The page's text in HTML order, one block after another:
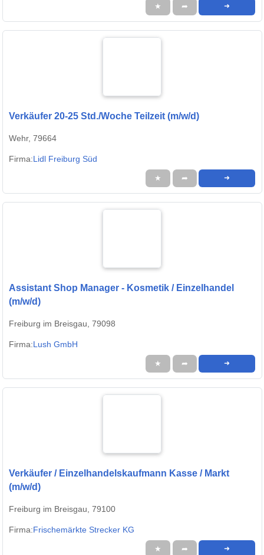
★ ➦ ➜
Verkäufer 20-25 Std./Woche Teilzeit (m/w/d)
Wehr, 79664
Firma:Lidl Freiburg Süd
★ ➦ ➜
Assistant Shop Manager - Kosmetik / Einzelhandel
(m/w/d)
Freiburg im Breisgau, 79098
Firma:Lush GmbH
★ ➦ ➜
Verkäufer / Einzelhandelskaufmann Kasse / Markt
(m/w/d)
Freiburg im Breisgau, 79100
Firma:Frischemärkte Strecker KG
★ ➦ ➜